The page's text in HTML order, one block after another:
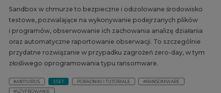
Sandbox w chmurze to bezpieczne i odizolowane środowisko
testowe, pozwalające na wykonywanie podejrzanych plików
i programów, obserwowanie ich zachowania analizę działania
oraz automatyczne raportowanie obserwacji. To szczególnie
przydatne rozwiązanie w przypadku zagrożeń zero-day, w tym
złośliwego oprogramowania typu ransomware.
#ANTIVIRUS ESET PORADNIKI I TUTORIALE
#RANSOMWARE
#SZYFROWANIE